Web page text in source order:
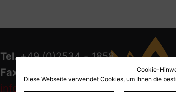
Tel.+49 (0)2534 - 1858
Fax
info@magnum-casino.com
Cookie-
Diese Webseite verwendet Cookies, um Ihnen die